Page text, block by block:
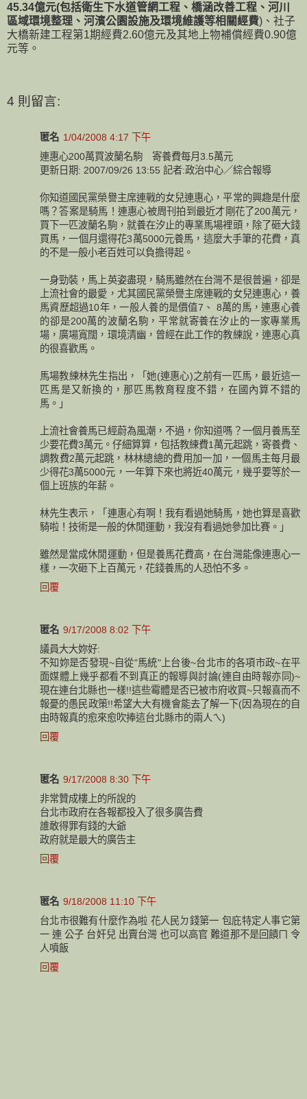
45.34億元(包括衛生下水道管網工程、橋涵改善工程、河川
區域環境整理、河濱公園設施及環境維護等相關經費)、社子
大橋新建工程第1期經費2.60億元及其地上物補償經費0.90億
元等。
4 則留言:
匿名 1/04/2008 4:17 下午
連惠心200萬買波蘭名駒 寄養費每月3.5萬元
更新日期: 2007/09/26 13:55 記者:政治中心／綜合報導
你知道國民黨榮譽主席連戰的女兒連惠心，平常的興趣是什麼
嗎？答案是騎馬！連惠心被周刊拍到最近才剛花了200萬元，
買下一匹波蘭名駒，就養在汐止的專業馬場裡頭，除了砸大錢
買馬，一個月還得花3萬5000元養馬，這麼大手筆的花費，真
的不是一般小老百姓可以負擔得起。
一身勁裝，馬上英姿盡現，騎馬雖然在台灣不是很普遍，卻是
上流社會的最愛，尤其國民黨榮譽主席連戰的女兒連惠心，養
馬資歷超過10年，一般人養的是價值7、 8萬的馬，連惠心養
的卻是200萬的波蘭名駒，平常就寄養在汐止的一家專業馬
場，廣場寬闊，環境清幽，曾經在此工作的教練說，連惠心真
的很喜歡馬。
馬場教練林先生指出，「她(連惠心)之前有一匹馬，最近這一
匹馬是又新換的，那匹馬教育程度不錯，在國內算不錯的
馬。」
上流社會養馬已經蔚為風潮，不過，你知道嗎？一個月養馬至
少要花費3萬元。仔細算算，包括教練費1萬元起跳，寄養費、
調教費2萬元起跳，林林總總的費用加一加，一個馬主每月最
少得花3萬5000元，一年算下來也將近40萬元，幾乎要等於一
個上班族的年薪。
林先生表示，「連惠心有啊！我有看過她騎馬，她也算是喜歡
騎啦！技術是一般的休閒運動，我沒有看過她參加比賽。」
雖然是當成休閒運動，但是養馬花費高，在台灣能像連惠心一
樣，一次砸下上百萬元，花錢養馬的人恐怕不多。
回覆
匿名 9/17/2008 8:02 下午
議員大大妳好:
不知妳是否發現~自從"馬統"上台後~台北市的各項市政~在平
面媒體上幾乎都看不到真正的報導與討論(連自由時報亦同)~
現在連台北縣也一樣!!這些霉體是否已被市府收買~只報喜而不
報憂的愚民政策!!希望大大有機會能去了解一下(因為現在的自
由時報真的愈來愈吹捧這台北縣市的兩人ㄟ)
回覆
匿名 9/17/2008 8:30 下午
非常贊成樓上的所說的
台北市政府在各報都投入了很多廣告費
誰敢得罪有錢的大爺
政府就是最大的廣告主
回覆
匿名 9/18/2008 11:10 下午
台北市很難有什麼作為啦 花人民ㄉ錢第一 包庇特定人事它第
一 連 公子 台奸兒 出賣台灣 也可以高官 難道那不是回饋ㄇ 令
人噴飯
回覆